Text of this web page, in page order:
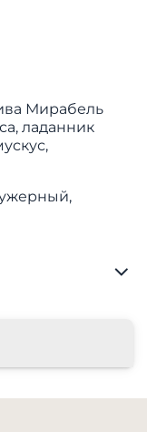
Мирабель
ладанник